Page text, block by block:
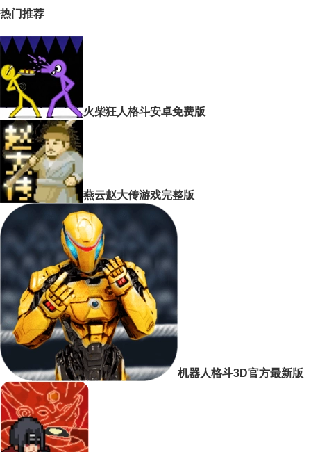
热门推荐
火柴狂人格斗安卓免费版
燕云赵大传游戏完整版
机器人格斗3D官方最新版